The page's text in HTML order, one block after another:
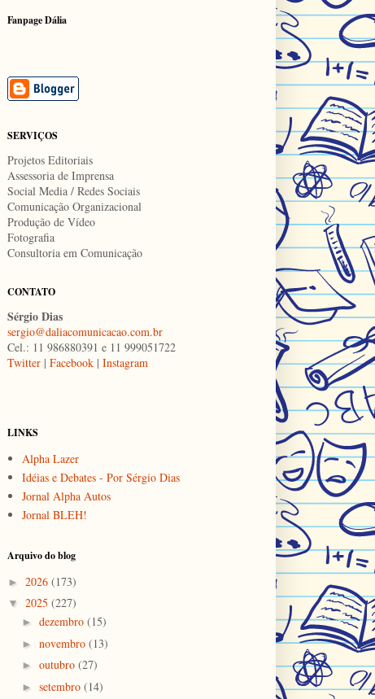
Fanpage Dália
SERVIÇOS
Projetos Editoriais
Assessoria de Imprensa
Social Media / Redes Sociais
Comunicação Organizacional
Produção de Vídeo
Fotografia
Consultoria em Comunicação
CONTATO
Sérgio Dias
sergio@daliacomunicacao.com.br
Cel.: 11 986880391 e 11 999051722
Twitter | Facebook | Instagram
LINKS
Alpha Lazer
Idéias e Debates - Por Sérgio Dias
Jornal Alpha Autos
Jornal BLEH!
Arquivo do blog
► 2026 (173)
▼ 2025 (227)
► dezembro (15)
► novembro (13)
► outubro (27)
► setembro (14)